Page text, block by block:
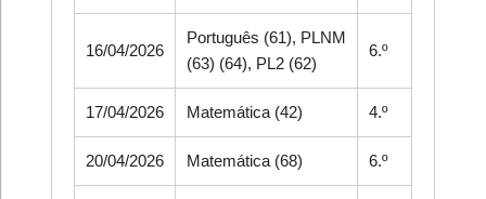
16/04/2026
Português (61), PLNM
(63) (64), PL2 (62)
6.º
17/04/2026 Matemática (42) 4.º
20/04/2026 Matemática (68) 6.º